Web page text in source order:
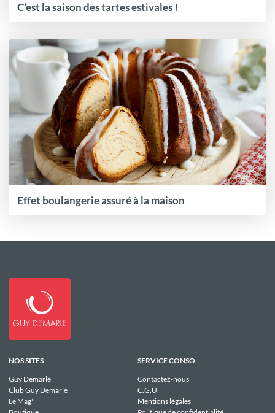
C’est la saison des tartes estivales !
Effet boulangerie assuré à la maison
NOS SITES
Guy Demarle
Club Guy Demarle
Le Mag'
SERVICE CONSO
Contactez-nous
C.G.U
Mentions légales